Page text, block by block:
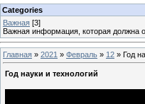
Categories
Важная [3]
Важная информация, которая должна
Главная » 2021 » Февраль » 12 » Год
Год науки и технологий